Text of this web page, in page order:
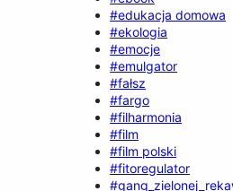
#edukacja domowa
#ekologia
#emocje
#emulgator
#fałsz
#fargo
#filharmonia
#film
#film polski
#fitoregulator